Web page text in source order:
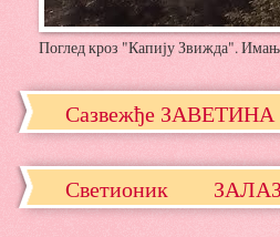
Поглед кроз "Капију Звижда".
Сазвежђе ЗАВЕТИНА
Светионик